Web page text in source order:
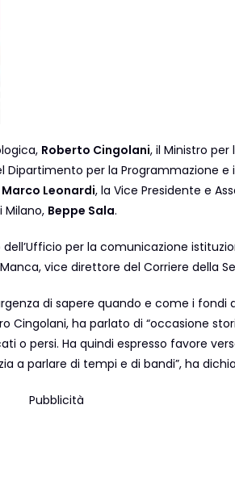
Roberto Cingolani, il Ministro per
Dipartimento per la Programmazione
Marco Leonardi, la Vice Presidente e
Milano, Beppe Sala.
per la comunicazione
vice direttore del Corriere della
di sapere quando e come i fondi
ha parlato di “occasione
o persi. Ha quindi espresso favore
a parlare di tempi e di bandi”, ha
Pubblicità